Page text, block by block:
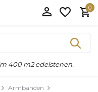
0
400 m2 edelstenen.
Armbanden